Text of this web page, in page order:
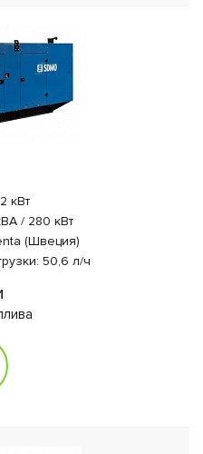
кВт
/ 280 кВт
(Швеция)
50,6 л/ч